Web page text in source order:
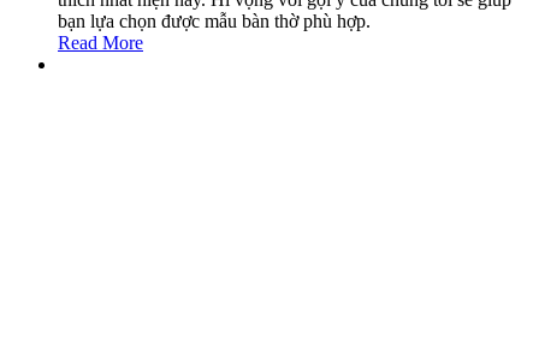
bạn lựa chọn được mẫu bàn thờ phù hợp.
Read More